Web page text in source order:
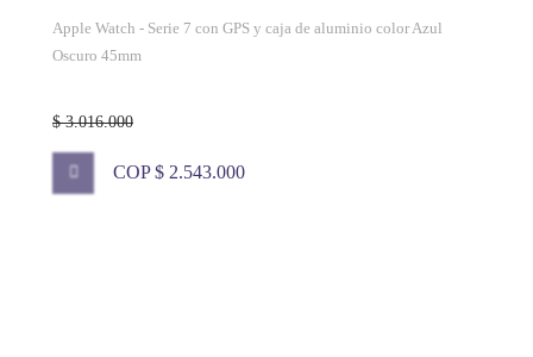
Apple Watch - Serie 7 con GPS y caja de aluminio color Azul
Oscuro 45mm
$ 3.016.000
COP $ 2.543.000